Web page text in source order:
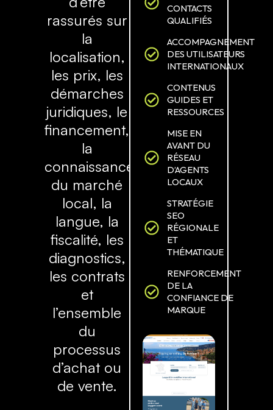
rassurés sur
la
localisation,
les prix, les
démarches
juridiques, le
financement,
la
connaissance
du marché
local, la
langue, la
fiscalité, les
diagnostics,
les contrats
et
l’ensemble
du
processus
d’achat ou
de vente.
CONTACTS
QUALIFIÉS
ACCOMPAGNEMENT
DES UTILISATEURS
INTERNATIONAUX
CONTENUS
GUIDES ET
RESSOURCES
MISE EN
AVANT DU
RÉSEAU
D’AGENTS
LOCAUX
STRATÉGIE
SEO
RÉGIONALE
ET
THÉMATIQUE
RENFORCEMENT
DE LA
CONFIANCE DE
MARQUE